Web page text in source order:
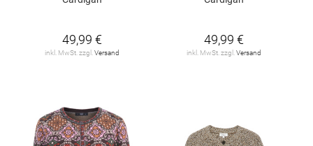
49,99 €
inkl. MwSt. zzgl.Versand
49,99 €
inkl. MwSt. zzgl.Versand